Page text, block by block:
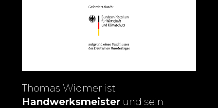
Thomas Widmer ist
Handwerksmeister und sein